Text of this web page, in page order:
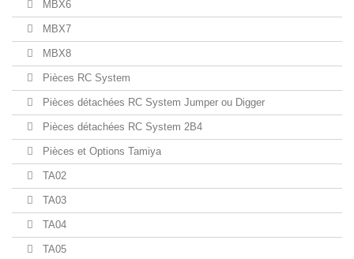
MBX6
MBX7
MBX8
Pièces RC System
Pièces détachées RC System Jumper ou Digger
Pièces détachées RC System 2B4
Pièces et Options Tamiya
TA02
TA03
TA04
TA05